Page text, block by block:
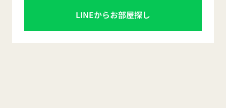
LINEからお部屋探し